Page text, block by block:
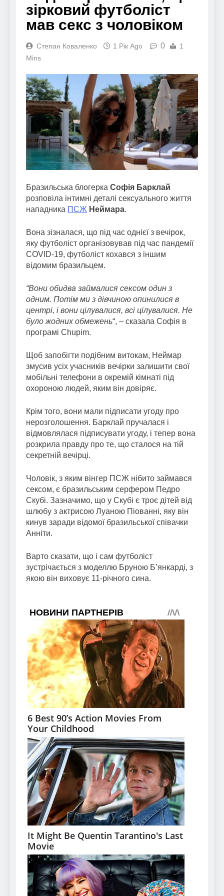
зірковий футболіст
мав секс з чоловіком
Степан Коваленко 1 Рік Ago 0
1
Mins
Бразильська блогерка Софія Барклай
розповіла інтимні деталі сексуального життя
нападника ПСЖ Неймара.
Вона зізналася, що під час однієї з вечірок,
яку футболіст організовував під час пандемії
COVID-19, футболіст кохався з іншим
відомим бразильцем.
“Вони обидва займалися сексом один з
одним. Потім ми з дівчиною опинилися в
центрі, і вони цілувалися, всі цілувалися. Не
було жодних обмежень“, – сказала Софія в
програмі Chupim.
Щоб запобігти подібним витокам, Неймар
змусив усіх учасників вечірки залишити свої
мобільні телефони в окремій кімнаті під
охороною людей, яким він довіряє.
Крім того, вони мали підписати угоду про
нерозголошення. Барклай пручалася і
відмовлялася підписувати угоду, і тепер вона
розкрила правду про те, що сталося на тій
секретній вечірці.
Чоловік, з яким вінгер ПСЖ нібито займався
сексом, є бразильським серфером Педро
Скубі. Зазначимо, що у Скубі є троє дітей від
шлюбу з актрисою Луаною Піованні, яку він
кинув заради відомої бразильської співачки
Анніти.
Варто сказати, що і сам футболіст
зустрічається з моделлю Бруною Б’янкарді, з
якою він виховує 11-річного сина.